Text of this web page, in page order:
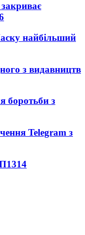
найбільший
з видавництв
боротьби з
Telegram з
1314